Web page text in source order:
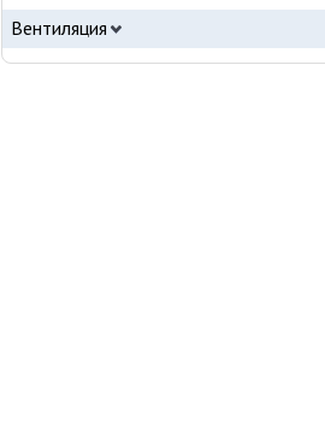
Вентиляция